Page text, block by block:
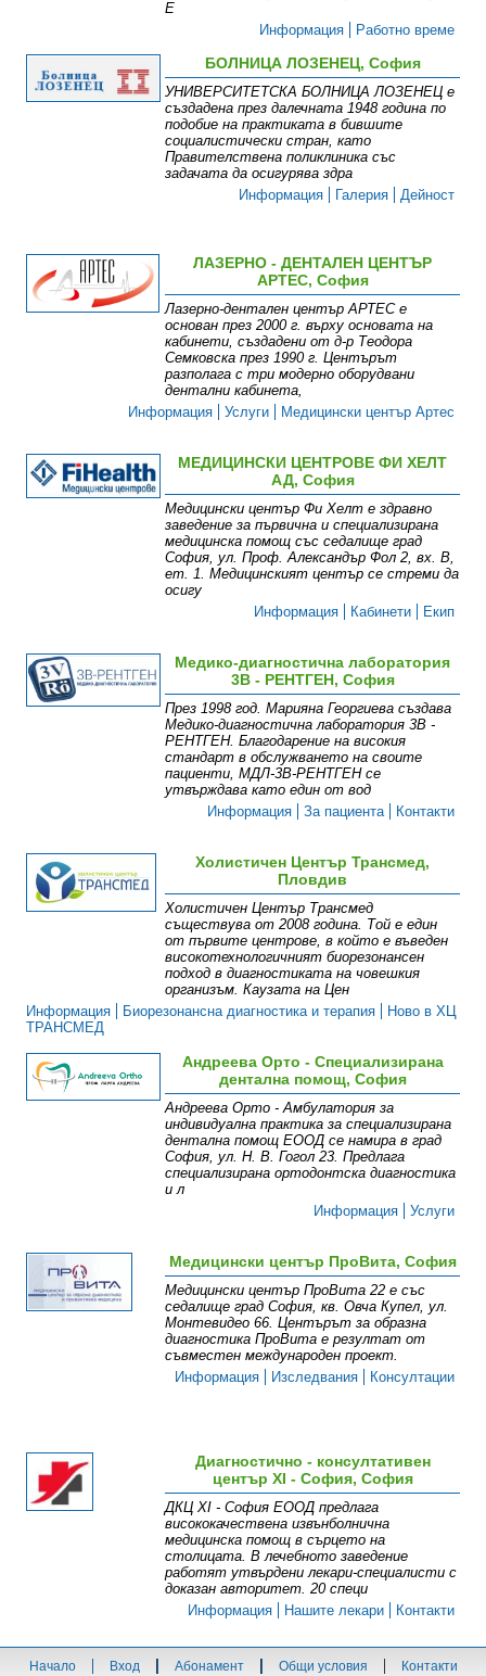
Е
Информация
Работно време
БОЛНИЦА ЛОЗЕНЕЦ, София
УНИВЕРСИТЕТСКА БОЛНИЦА ЛОЗЕНЕЦ е
създадена през далечната 1948 година по
подобие на практиката в бившите
социалистически стран, като
Правителствена поликлиника със
задачата да осигурява здра
Информация
Галерия Дейност
ЛАЗЕРНО - ДЕНТАЛЕН ЦЕНТЪР
АРТЕС, София
Лазерно-дентален център АРТЕС е
основан през 2000 г. върху основата на
кабинети, създадени от д-р Теодора
Семковска през 1990 г. Центърът
разполага с три модерно оборудвани
дентални кабинета,
Информация
Услуги Медицински център Артес
МЕДИЦИНСКИ ЦЕНТРОВЕ ФИ ХЕЛТ
АД, София
Медицински център Фи Хелт е здравно
заведение за първична и специализирана
медицинска помощ със седалище град
София, ул. Проф. Александър Фол 2, вх. В,
ет. 1. Медицинският център се стреми да
осигу
Информация
Кабинети Екип
Медико-диагностична лаборатория
3В - РЕНТГЕН, София
През 1998 год. Марияна Георгиева създава
Медико-диагностична лаборатория 3В -
РЕНТГЕН. Благодарение на високия
стандарт в обслужването на своите
пациенти, МДЛ-3В-РЕНТГЕН се
утвърждава като един от вод
Информация
За пациента Контакти
Холистичен Център Трансмед,
Пловдив
Холистичен Център Трансмед
съществува от 2008 година. Той е един
от първите центрове, в който е въведен
високотехнологичният биорезонансен
подход в диагностиката на човешкия
организъм. Каузата на Цен
Информация
Биорезонансна диагностика и терапия
Ново в ХЦ
ТРАНСМЕД
Андреева Орто - Специализирана
дентална помощ, София
Андреева Орто - Амбулатория за
индивидуална практика за специализирана
дентална помощ ЕООД се намира в град
София, ул. Н. В. Гогол 23. Предлага
специализирана ортодонтска диагностика
и л
Информация
Услуги
Медицински център ПроВита, София
Медицински център ПроВита 22 е със
седалище град София, кв. Овча Купел, ул.
Монтевидео 66. Центърът за образна
диагностика ПроВита e резултат от
съвместен международен проект.
Информация
Изследвания Консултации
Диагностично - консултативен
център XI - София, София
ДКЦ XI - София ЕООД предлага
висококачествена извънболнична
медицинска помощ в сърцето на
столицата. В лечебното заведение
работят утвърдени лекари-специалисти с
доказан авторитет. 20 специ
Информация
Нашите лекари Контакти
Начало Вход Абонамент Общи условия Контакти